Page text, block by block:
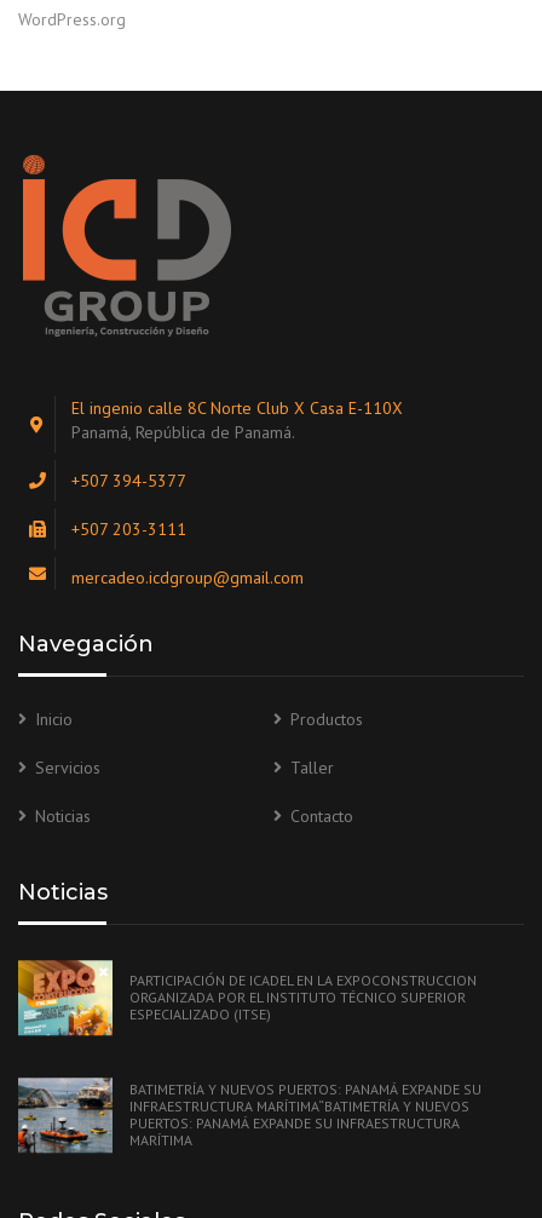
WordPress.org
El ingenio calle 8C Norte Club X Casa E-110X
Panamá, República de Panamá.
+507 394-5377
+507 203-3111
mercadeo.icdgroup@gmail.com
Navegación
Inicio Productos
Servicios Taller
Noticias Contacto
Noticias
PARTICIPACIÓN DE ICADEL EN LA EXPOCONSTRUCCION
ORGANIZADA POR EL INSTITUTO TÉCNICO SUPERIOR
ESPECIALIZADO (ITSE)
BATIMETRÍA Y NUEVOS PUERTOS: PANAMÁ EXPANDE SU
INFRAESTRUCTURA MARÍTIMA“BATIMETRÍA Y NUEVOS
PUERTOS: PANAMÁ EXPANDE SU INFRAESTRUCTURA
MARÍTIMA